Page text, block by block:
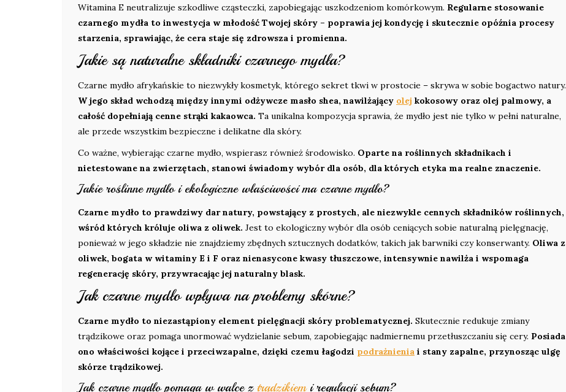
Witamina E neutralizuje szkodliwe cząsteczki, zapobiegając uszkodzeniom komórkowym. Regularne stosowanie
czarnego mydła to inwestycja w młodość Twojej skóry – poprawia jej kondycję i skutecznie opóźnia procesy
starzenia, sprawiając, że cera staje się zdrowsza i promienna.
Jakie są naturalne składniki czarnego mydła?
Czarne mydło afrykańskie to niezwykły kosmetyk, którego sekret tkwi w prostocie – skrywa w sobie bogactwo natury.
W jego skład wchodzą między innymi odżywcze masło shea, nawilżający olej kokosowy oraz olej palmowy, a
całość dopełniają cenne strąki kakaowca. Ta unikalna kompozycja sprawia, że mydło jest nie tylko w pełni naturalne,
ale przede wszystkim bezpieczne i delikatne dla skóry.
Co ważne, wybierając czarne mydło, wspierasz również środowisko. Oparte na roślinnych składnikach i
nietestowane na zwierzętach, stanowi świadomy wybór dla osób, dla których etyka ma realne znaczenie.
Jakie roślinne mydło i ekologiczne właściwości ma czarne mydło?
Czarne mydło to prawdziwy dar natury, powstający z prostych, ale niezwykle cennych składników roślinnych,
wśród których króluje oliwa z oliwek. Jest to ekologiczny wybór dla osób ceniących sobie naturalną pielęgnację,
ponieważ w jego składzie nie znajdziemy zbędnych sztucznych dodatków, takich jak barwniki czy konserwanty. Oliwa z
oliwek, bogata w witaminy E i F oraz nienasycone kwasy tłuszczowe, intensywnie nawilża i wspomaga
regenerację skóry, przywracając jej naturalny blask.
Jak czarne mydło wpływa na problemy skórne?
Czarne mydło to niezastąpiony element pielęgnacji skóry problematycznej. Skutecznie redukuje zmiany
trądzikowe oraz pomaga unormować wydzielanie sebum, zapobiegając nadmiernemu przetłuszczaniu się cery. Posiada
ono właściwości kojące i przeciwzapalne, dzięki czemu łagodzi podrażnienia i stany zapalne, przynosząc ulgę
skórze trądzikowej.
Jak czarne mydło pomaga w walce ztrądzikiemi regulacji sebum?